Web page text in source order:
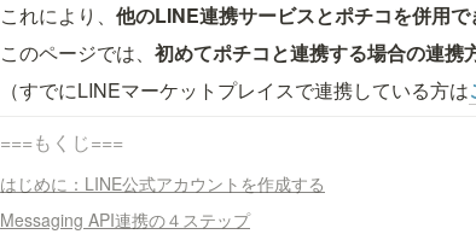
これにより、 他のLINE連携サービスとポチコを併用で
このページでは、 初めてポチコと連携する場合の連携
（すでにLINEマーケットプレイスで連携している方は
===もくじ===
はじめに：LINE公式アカウントを作成する
Messaging API連携の４ステップ